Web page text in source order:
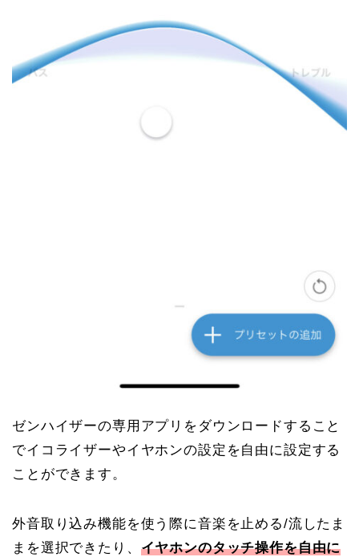
ゼンハイザーの専用アプリをダウンロードすること
でイコライザーやイヤホンの設定を自由に設定する
ことができます。
外音取り込み機能を使う際に音楽を止める/流したま
まを選択できたり、 イヤホンのタッチ操作を自由に